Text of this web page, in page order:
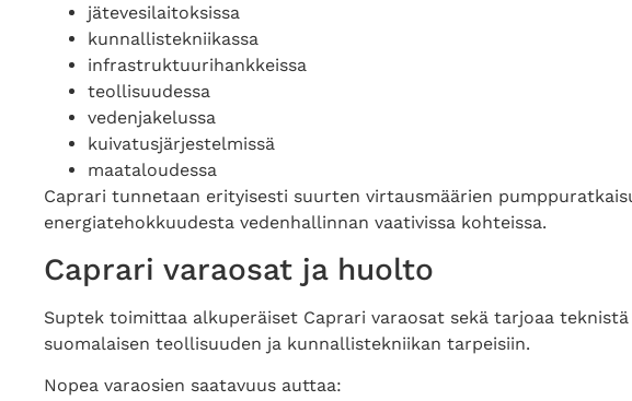
jätevesilaitoksissa
kunnallistekniikassa
infrastruktuurihankkeissa
teollisuudessa
vedenjakelussa
kuivatusjärjestelmissä
maataloudessa
Caprari tunnetaan erityisesti suurten virtausmäärien
energiatehokkuudesta vedenhallinnan vaativissa kohteissa.
Caprari varaosat ja huolto
Suptek toimittaa alkuperäiset Caprari varaosat sekä tarjoaa
suomalaisen teollisuuden ja kunnallistekniikan tarpeisiin.
Nopea varaosien saatavuus auttaa: